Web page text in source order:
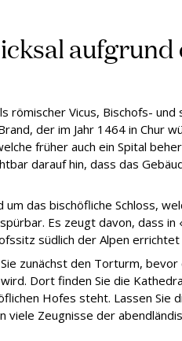
römischer Vicus, Bischofs-
der im Jahr 1464 in Chur
früher auch ein Spital
darauf hin, dass das
um das bischöfliche Schloss,
Es zeugt davon, dass in
südlich der Alpen errichtet
zunächst den Torturm,
Dort finden Sie die
Hofes steht. Lassen Sie
viele Zeugnisse der